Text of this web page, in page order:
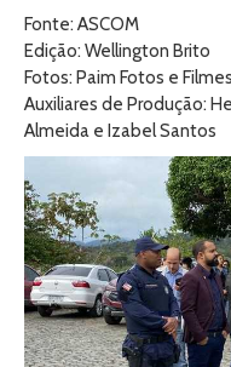
Fonte: ASCOM
Edição: Wellington Brito
Fotos: Paim Fotos e
Auxiliares de Produção:
Almeida e Izabel Santos